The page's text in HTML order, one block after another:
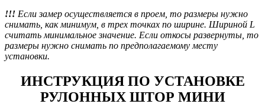
!!! Если замер осуществляется в проем, то размеры нужно
снимать, как минимум, в трех точках по ширине. Шириной L
считать минимальное значение. Если откосы развернуты, то
размеры нужно снимать по предполагаемому месту
установки.
ИНСТРУКЦИЯ ПО УСТАНОВКЕ
РУЛОННЫХ ШТОР МИНИ